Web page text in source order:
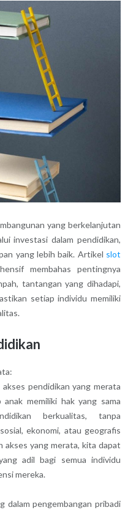
yang berkelanjutan
investasi dalam pendidikan,
yang lebih baik. Artikel slot
membahas pentingnya
tantangan yang dihadapi,
setiap individu memiliki
pendidikan yang merata
memiliki hak yang sama
berkualitas, tanpa
ekonomi, atau geografis
akses yang merata, kita dapat
adil bagi semua individu
mereka.
dalam pengembangan pribadi